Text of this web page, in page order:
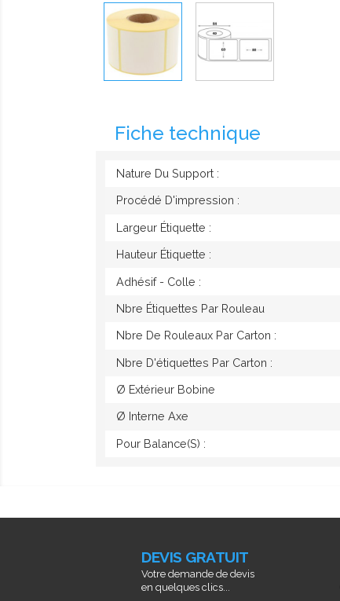
Fiche technique
Nature Du Support :
Procédé D'impression :
Largeur Étiquette :
Hauteur Étiquette :
Adhésif - Colle :
Nbre Étiquettes Par Rouleau
Nbre De Rouleaux Par Carton :
Nbre D'étiquettes Par Carton :
Ø Extérieur Bobine
Ø Interne Axe
Pour Balance(s) :
DEVIS GRATUIT
Votre demande de devis
en quelques clics...